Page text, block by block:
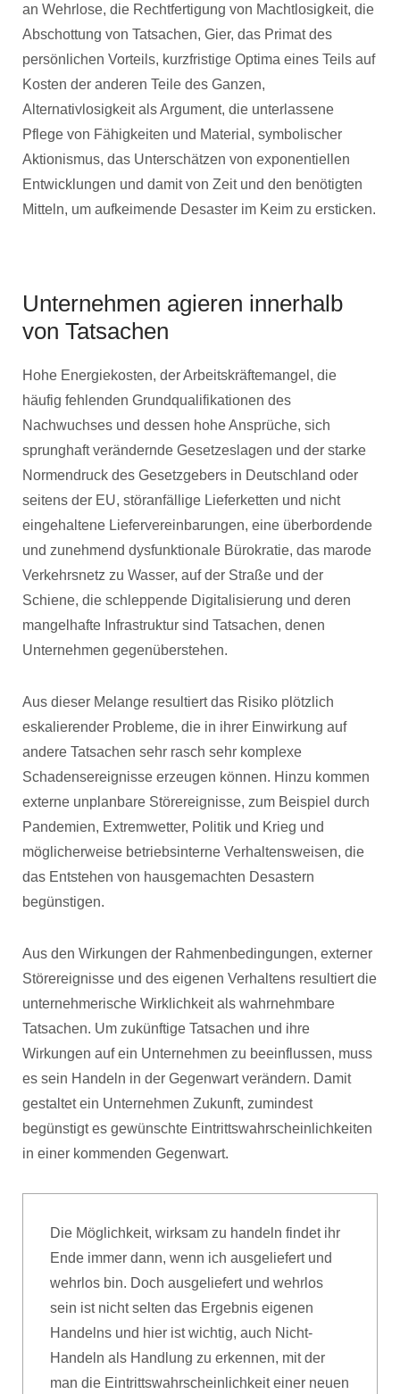
an Wehrlose, die Rechtfertigung von Machtlosigkeit, die
Abschottung von Tatsachen, Gier, das Primat des
persönlichen Vorteils, kurzfristige Optima eines Teils auf
Kosten der anderen Teile des Ganzen,
Alternativlosigkeit als Argument, die unterlassene
Pflege von Fähigkeiten und Material, symbolischer
Aktionismus, das Unterschätzen von exponentiellen
Entwicklungen und damit von Zeit und den benötigten
Mitteln, um aufkeimende Desaster im Keim zu ersticken.
Unternehmen agieren innerhalb
von Tatsachen
Hohe Energiekosten, der Arbeitskräftemangel, die
häufig fehlenden Grundqualifikationen des
Nachwuchses und dessen hohe Ansprüche, sich
sprunghaft verändernde Gesetzeslagen und der starke
Normendruck des Gesetzgebers in Deutschland oder
seitens der EU, störanfällige Lieferketten und nicht
eingehaltene Liefervereinbarungen, eine überbordende
und zunehmend dysfunktionale Bürokratie, das marode
Verkehrsnetz zu Wasser, auf der Straße und der
Schiene, die schleppende Digitalisierung und deren
mangelhafte Infrastruktur sind Tatsachen, denen
Unternehmen gegenüberstehen.
Aus dieser Melange resultiert das Risiko plötzlich
eskalierender Probleme, die in ihrer Einwirkung auf
andere Tatsachen sehr rasch sehr komplexe
Schadensereignisse erzeugen können. Hinzu kommen
externe unplanbare Störereignisse, zum Beispiel durch
Pandemien, Extremwetter, Politik und Krieg und
möglicherweise betriebsinterne Verhaltensweisen, die
das Entstehen von hausgemachten Desastern
begünstigen.
Aus den Wirkungen der Rahmenbedingungen, externer
Störereignisse und des eigenen Verhaltens resultiert die
unternehmerische Wirklichkeit als wahrnehmbare
Tatsachen. Um zukünftige Tatsachen und ihre
Wirkungen auf ein Unternehmen zu beeinflussen, muss
es sein Handeln in der Gegenwart verändern. Damit
gestaltet ein Unternehmen Zukunft, zumindest
begünstigt es gewünschte Eintrittswahrscheinlichkeiten
in einer kommenden Gegenwart.
Die Möglichkeit, wirksam zu handeln findet ihr
Ende immer dann, wenn ich ausgeliefert und
wehrlos bin. Doch ausgeliefert und wehrlos
sein ist nicht selten das Ergebnis eigenen
Handelns und hier ist wichtig, auch Nicht-
Handeln als Handlung zu erkennen, mit der
man die Eintrittswahrscheinlichkeit einer neuen